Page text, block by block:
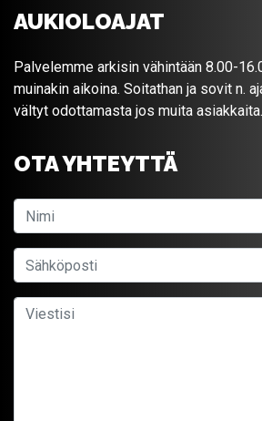
AUKIOLOAJAT
Palvelemme arkisin vähintään 8.00-
muinakin aikoina. Soitathan ja sovit n.
vältyt odottamasta jos muita asiakkaita.
OTA YHTEYTTÄ